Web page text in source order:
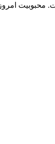
امروز